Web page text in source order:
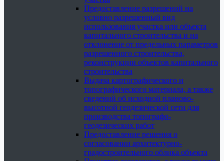
Предоставление разрешений на
условно разрешенный вид
использования участка или объекта
капитального строительства и на
отклонение от предельных параметров
разрешенного строительства,
реконструкции объектов капитального
строительства
Выдача картографического и
топографического материала, а также
сведений об исходной планово-
высотной геодезической сети для
производства топографо-
геодезических работ
Предоставление решения о
согласовании архитектурно-
градостроительного облика объекта